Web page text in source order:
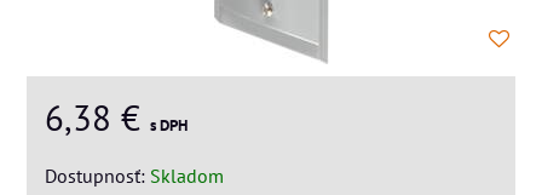
6,38 € s DPH
Dostupnosť: Skladom